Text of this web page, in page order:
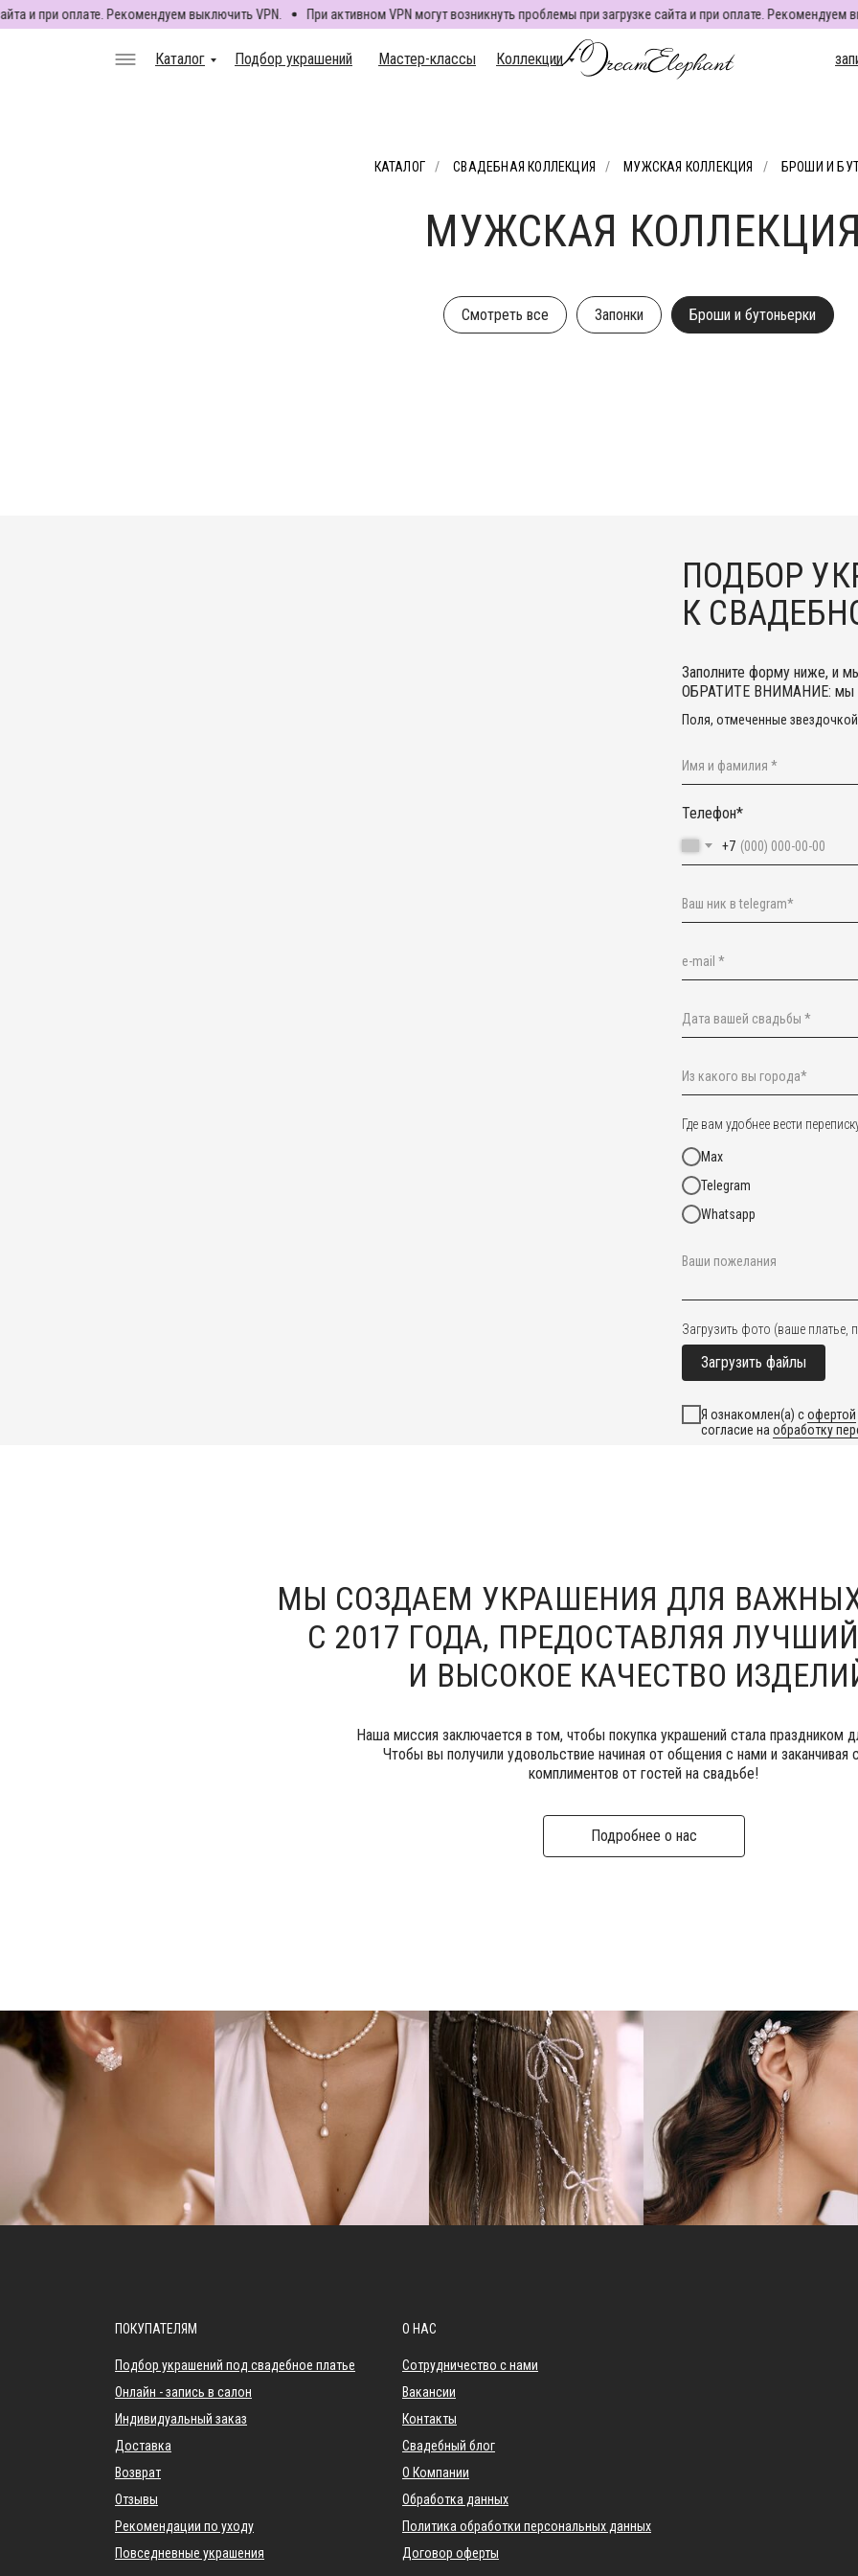
и при оплате. Рекомендуем выключить VPN. При активном VPN могут возникнуть проблемы при загрузке сайта и при оплате. Рекомендуем
Подбор украшений Мастер-классы Коллекции
Каталог
Подбор украшений Мастер-классы Коллекции
Каталог
КАТАЛОГ / СВАДЕБНАЯ КОЛЛЕКЦИЯ / МУЖСКАЯ КОЛЛЕКЦИЯ / БРОШИ И
МУЖСКАЯ
Смотреть все Запонки Броши и бутоньерки
Заполните форму ниже, и
ОБРАТИТЕ ВНИМАНИЕ: мы
ПОДБОР
К
Поля, отмеченные
Телефон*
+7
Где вам удобнее вести
Max
Telegram
Whatsapp
Загрузить фото (ваше платье,
Загрузить файлы
Я ознакомлен(а) софертой
согласие на обработку
Наша миссия заключается в том, чтобы покупка украшений стала праздником
Чтобы вы получили удовольствие начиная от общения с нами и заканчивая
комплиментов от гостей на свадьбе!
МЫ СОЗДАЕМ УКРАШЕНИЯ ДЛЯ
С 2017 ГОДА, ПРЕДОСТАВЛЯЯ
И ВЫСОКОЕ КАЧЕСТВО
Подробнее о нас
О НАС
ПОКУПАТЕЛЯМ
Подбор украшений под свадебное платье
Онлайн - запись в салон
Индивидуальный заказ
Доставка
Возврат
Отзывы
Рекомендации по уходу
Повседневные украшения
Сотрудничество с нами
Вакансии
Контакты
Свадебный блог
О Компании
Обработка данных
Политика обработки персональных данных
Договор оферты